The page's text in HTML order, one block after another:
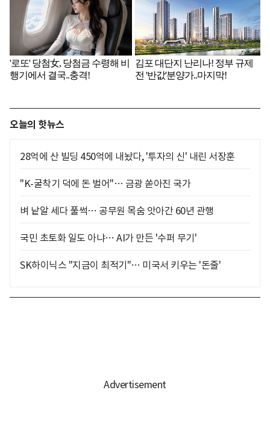
오늘의 핫뉴스
28억에 산 빌딩 450억에 내놨다, '투자의 신' 내린 서장훈
"K-굴착기 덕에 돈 벌어"… 금광 쏟아진 국가
벼 낱알 세다 풀썩… 공무원 목숨 앗아간 60년 관행
국민 초토화 일도 아냐… AI가 만든 '수퍼 무기'
SK하이닉스 "지금이 최적기"… 미국서 키우는 '돈줄'